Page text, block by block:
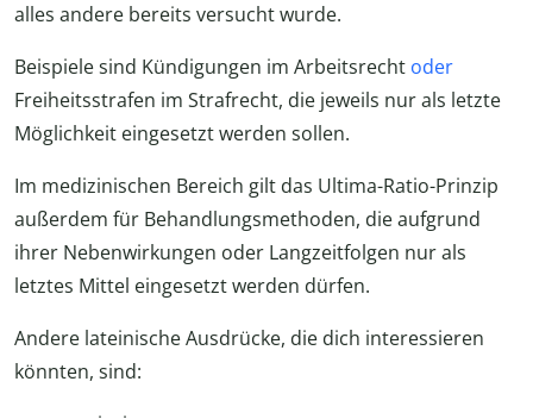
alles andere bereits versucht wurde.
Beispiele sind Kündigungen im Arbeitsrecht oder
Freiheitsstrafen im Strafrecht, die jeweils nur als letzte
Möglichkeit eingesetzt werden sollen.
Im medizinischen Bereich gilt das Ultima-Ratio-Prinzip
außerdem für Behandlungsmethoden, die aufgrund
ihrer Nebenwirkungen oder Langzeitfolgen nur als
letztes Mittel eingesetzt werden dürfen.
Andere lateinische Ausdrücke, die dich interessieren
könnten, sind: